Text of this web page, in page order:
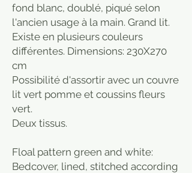
fond blanc, doublé, piqué selon
l'ancien usage à la main. Grand lit.
Existe en plusieurs couleurs
différentes. Dimensions: 230X270
cm
Possibilité d'assortir avec un couvre
lit vert pomme et coussins fleurs
vert.
Deux tissus.
Floal pattern green and white:
Bedcover, lined, stitched according